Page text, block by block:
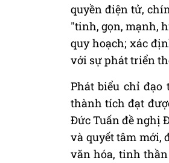
quyền điện tử,
"tinh, gọn, mạnh,
quy hoạch; xác
với sự phát triển
Phát biểu chỉ đạo
thành tích đạt
Đức Tuấn đề nghị
và quyết tâm mới,
văn hóa, tinh